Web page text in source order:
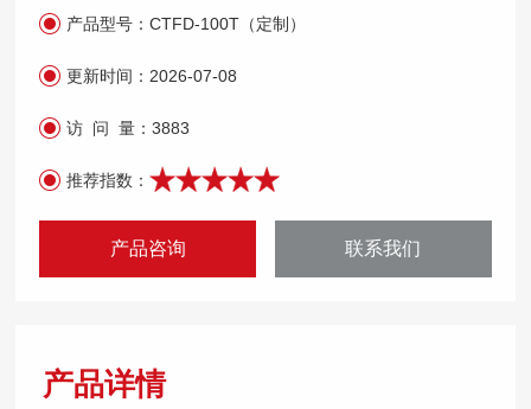
的结构设计，防止物料转移过程带来的污染，实现了
产品型号：CTFD-100T（定制）
更新时间： 2026-07-08
访 问 量：3883
推荐指数：
产品咨询 联系我们
产品详情